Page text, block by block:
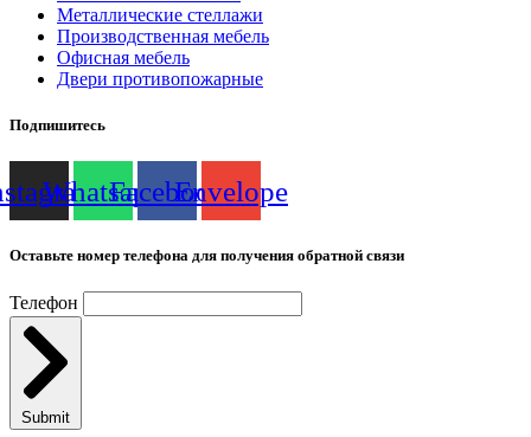
Металлические стеллажи
Производственная мебель
Офисная мебель
Двери противопожарные
Подпишитесь
WhatsappFacebookEnvelope
Оставьте номер телефона для получения обратной связи
Телефон
Submit